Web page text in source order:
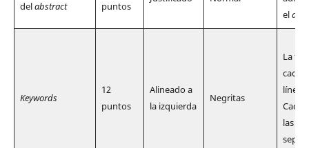
delabstract
puntos
el
Keywords
12
puntos
Alineado a
la izquierda
Negritas
La
cada
línea
Cada
las